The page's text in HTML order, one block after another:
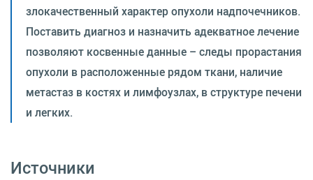
злокачественный характер опухоли надпочечников.
Поставить диагноз и назначить адекватное лечение
позволяют косвенные данные – следы прорастания
опухоли в расположенные рядом ткани, наличие
метастаз в костях и лимфоузлах, в структуре печени
и легких.
Источники